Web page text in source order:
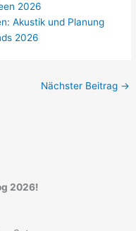
2026
Akustik und Planung
2026
Nächster Beitrag →
2026!